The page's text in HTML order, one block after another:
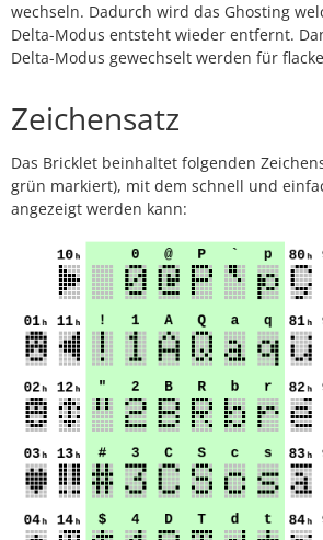
wechseln. Dadurch wird das Ghosting
Delta-Modus entsteht wieder entfernt.
Delta-Modus gewechselt werden für
Zeichensatz
Das Bricklet beinhaltet folgenden
grün markiert), mit dem schnell und
angezeigt werden kann: